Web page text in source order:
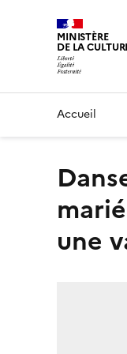
MINISTÈRE
DE LA
Accueil
Danse bretonne - Le Jambadao (1re figure) - La toilette de la
une